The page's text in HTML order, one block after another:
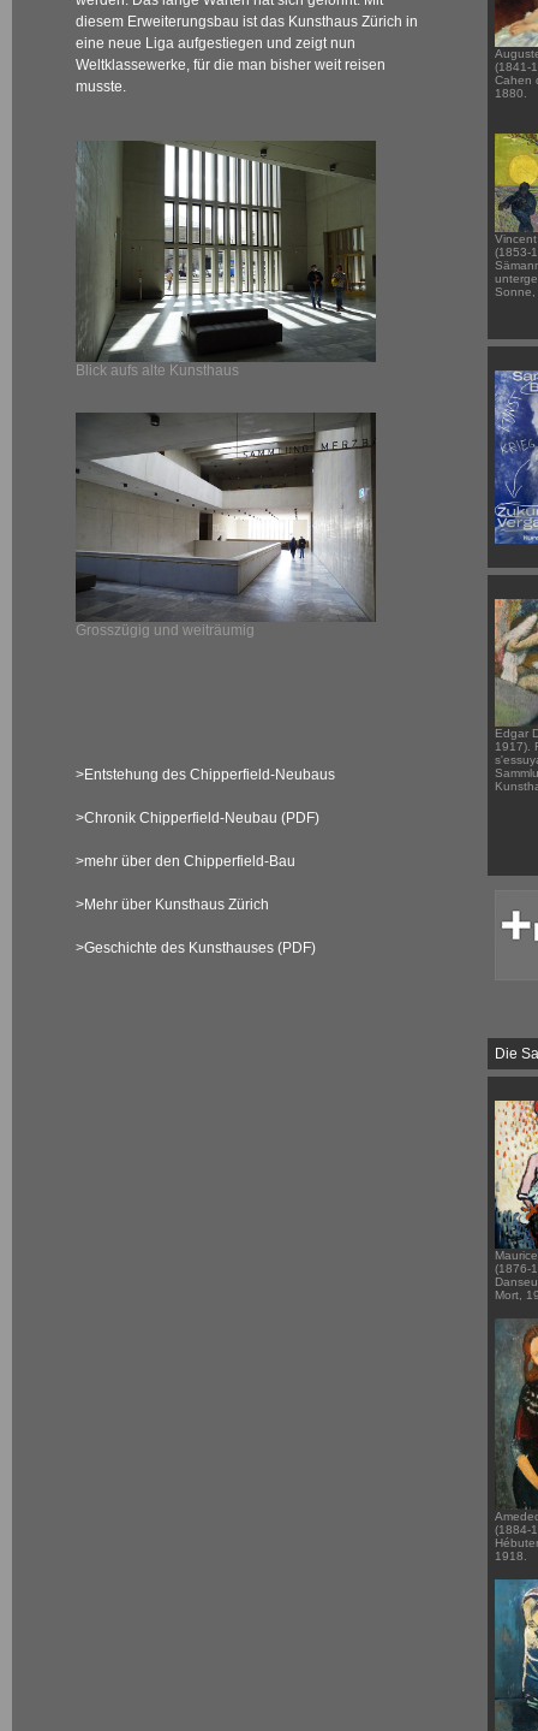
diesem Erweiterungsbau ist das Kunsthaus Zürich in
eine neue Liga aufgestiegen und zeigt nun
Weltklassewerke, für die man bisher weit reisen
musste.
Blick aufs alte Kunsthaus
Grosszügig und weiträumig
>Entstehung des Chipperfield-Neubaus
>Chronik Chipperfield-Neubau (PDF)
>mehr über den Chipperfield-Bau
>Mehr über Kunsthaus Zürich
>Geschichte des Kunsthauses (PDF)
(1841-
Cahen
1880.
(1853-
Edgar
1917).
Die
(1876-
Mort,
(1884-
1918.